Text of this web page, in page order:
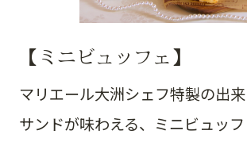
【ミニビュッフェ】
マリエール大洲シェフ特製の出
サンドが味わえる、ミニビュッ